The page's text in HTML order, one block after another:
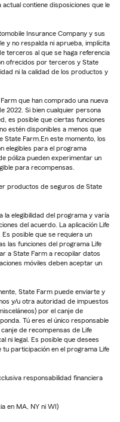
contiene disposiciones que le
Insurance Company y sus
y no respalda ni aprueba, implícita
terceros al que se haga referencia
ofrecidos por terceros y State
ni la calidad de los productos y
que han comprado una nueva
2022. Si bien cualquier persona
es posible que ciertas funciones
estén disponibles a menos que
State Farm.En este momento, los
elegibles para el programa
póliza pueden experimentar un
para recompensas.
productos de seguros de State
la elegibilidad del programa y varía
del acuerdo. La aplicación Life
posible que se requiera un
las funciones del programa Life
a State Farm a recopilar datos
móviles deben aceptar un
State Farm puede enviarte y
y/u otra autoridad de impuestos
por el canje de
Tú eres el único responsable
de recompensas de Life
ni legal. Es posible que desees
participación en el programa Life
responsabilidad financiera
en MA, NY ni WI)